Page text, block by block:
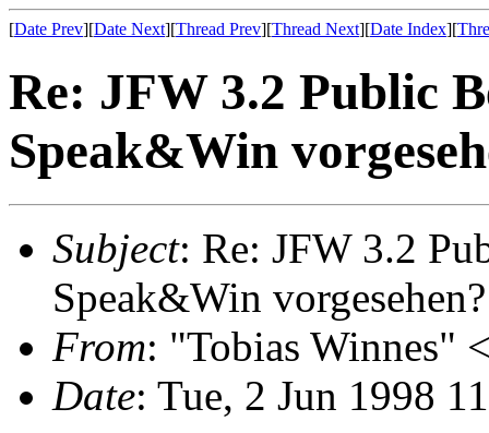
[Date Prev][Date Next][Thread Prev][Thread Next][Date Index][
Re: JFW 3.2 Public
Speak&Win
Subject: Re: JFW 3.2
Speak&Win vorgesehen?
From: "Tobias Winnes"
Date: Tue, 2 Jun 1998